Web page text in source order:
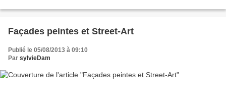
Façades peintes et Street-Art
Publié le 05/08/2013 à 09:10
Par sylvieDam